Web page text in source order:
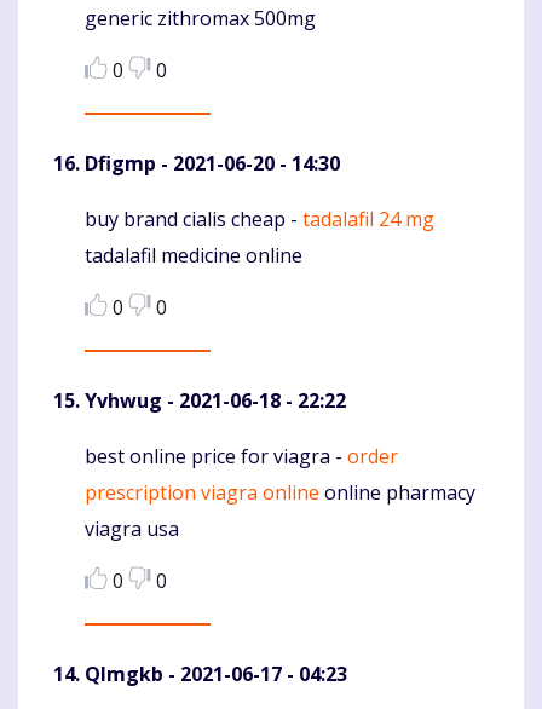
generic zithromax 500mg
0
0
Dfigmp - 2021-06-20 - 14:30
Komentaras
buy brand cialis cheap - tadalafil 24 mg
tadalafil medicine online
0
0
Yvhwug - 2021-06-18 - 22:22
Komentaras
best online price for viagra - order
prescription viagra online online pharmacy
viagra usa
0
0
Qlmgkb - 2021-06-17 - 04:23